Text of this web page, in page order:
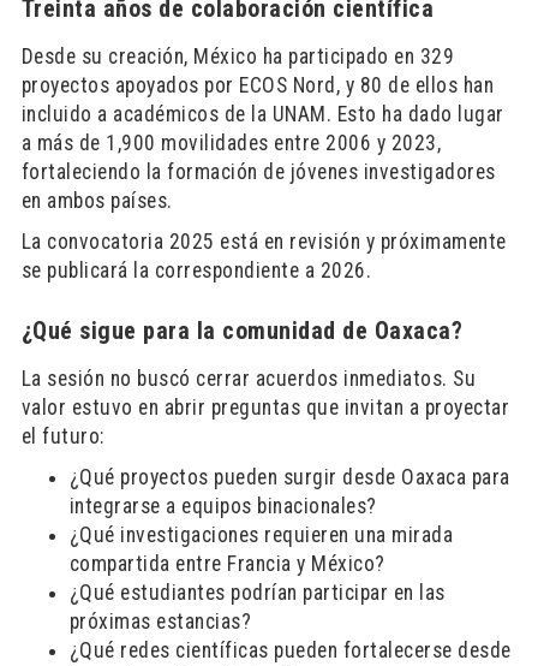
Treinta años de colaboración científica
Desde su creación, México ha participado en 329
proyectos apoyados por ECOS Nord, y 80 de ellos han
incluido a académicos de la UNAM. Esto ha dado lugar
a más de 1,900 movilidades entre 2006 y 2023,
fortaleciendo la formación de jóvenes investigadores
en ambos países.
La convocatoria 2025 está en revisión y próximamente
se publicará la correspondiente a 2026.
¿Qué sigue para la comunidad de Oaxaca?
La sesión no buscó cerrar acuerdos inmediatos. Su
valor estuvo en abrir preguntas que invitan a proyectar
el futuro:
¿Qué proyectos pueden surgir desde Oaxaca para
integrarse a equipos binacionales?
¿Qué investigaciones requieren una mirada
compartida entre Francia y México?
¿Qué estudiantes podrían participar en las
próximas estancias?
¿Qué redes científicas pueden fortalecerse desde